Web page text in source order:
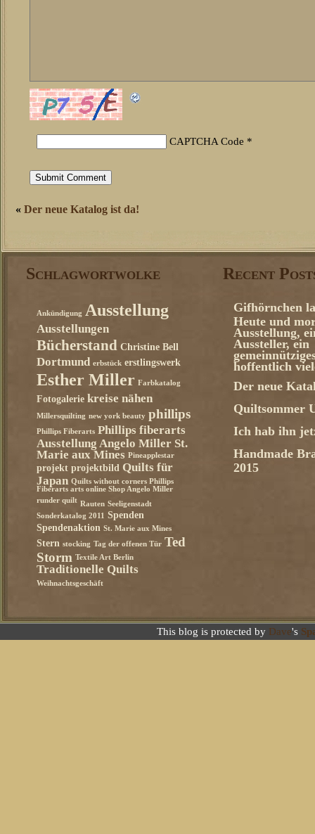
CAPTCHA Code *
« Der neue Katalog ist da!
Schlagwortwolke
Ankündigung Ausstellung
Ausstellungen
Bücherstand Christine Bell
Dortmund erbstück erstlingswerk
Esther Miller Farbkatalog
Fotogalerie kreise nähen
Millersquilting new york beauty phillips
Phillips Fiberarts Phillips fiberarts
Ausstellung Angelo Miller St.
Marie aux Mines Pineapplestar
projekt projektbild Quilts für
Japan Quilts without corners Phillips
Fiberarts arts online Shop Angelo Miller
runder quilt Rauten Seeligenstadt
Sonderkatalog 2011
Spenden
Spendenaktion St. Marie aux Mines
Stern stocking Tag der offenen Tür Ted
Storm Textile Art Berlin
Traditionelle Quilts
Weihnachtsgeschäft
Recent
Gifhörnchen
Heute und
Ausstellung,
Aussteller, ein
hoffentlich
Der neue
Quiltsommer
Ich hab ihn
Handmade
2015
This blog is protected by Dave's